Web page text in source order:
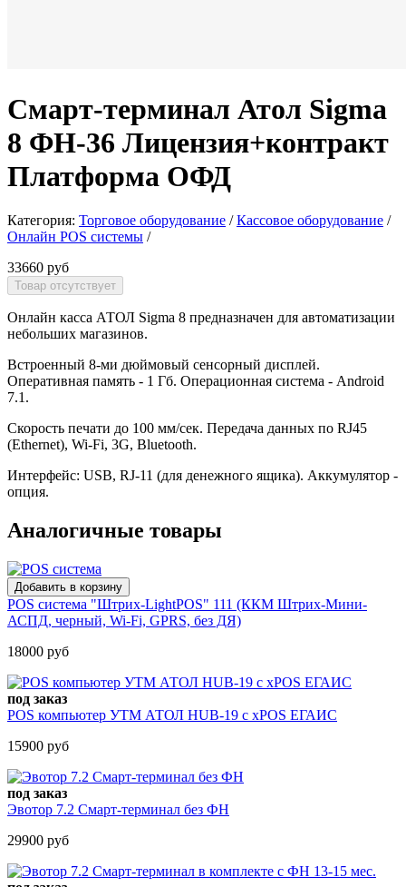
Смарт-терминал Атол Sigma
8 ФН-36 Лицензия+контракт
Платформа ОФД
Категория: Торговое оборудование / Кассовое оборудование /
Онлайн POS системы /
33660 руб
Онлайн касса АТОЛ Sigma 8 предназначен для автоматизации
небольших магазинов.
Встроенный 8-ми дюймовый сенсорный дисплей.
Оперативная память - 1 Гб. Операционная система - Android
7.1.
Скорость печати до 100 мм/сек. Передача данных по RJ45
(Ethernet), Wi-Fi, 3G, Bluetooth.
Интерфейс: USB, RJ-11 (для денежного ящика). Аккумулятор -
опция.
Аналогичные товары
POS система "Штрих-LightPOS" 111 (ККМ Штрих-Мини-
АСПД, черный, Wi-Fi, GPRS, без ДЯ)
18000 руб
под заказ
POS компьютер УТМ АТОЛ HUB-19 с xPOS ЕГАИС
15900 руб
под заказ
Эвотор 7.2 Смарт-терминал без ФН
29900 руб